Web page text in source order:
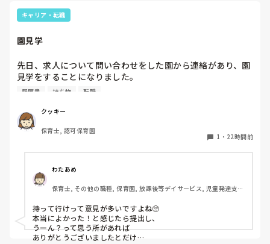
･永遠に喋っている
(･会話が一方的)
･じっとできない(時と場合によるが)
Cくん
･自傷行為がある。(思い通りにならなかった時にする。(･友
達とのトラブル･遊びたいけどお支度しないといけない･おか
時に遊ぼうとして動きをとめられてなど))
･友達を押す、叩く
･1度泣いたら15分〜30分ぐらい泣く。その間抱っこ
･座れない、じっとできない
･自傷行為があるため、泣き始めたら先生1人近くにいるため
先生1人取られる
･1度泣いたら抱っこしないと落ち着かないため抱っこするし
かない。
抱っこは、最後の手段としたいですよね。
せるようにすると良いかなと思います。
ます。身近な物を利用して、サーキットを作って自由に遊ばせ
るのも良いかなと思います。
キャリア・転職
園見学
先日、求人について問い合わせをした園から連絡があり、園
見学をすることになりました。
私としては求人に応募したという認識ですが、『園見学をご
問しましたが、見学なので特にありませんとのこと
このような場合は本当に見学だけで終了なのでしょうか？
でしょうか？
履歴書 持ち物 転職
クッキー
保育士, 認可保育園
1 ・ 22時間前
わたあめ
保育士, その他の職種, 保育園, 放課後等デイサービス, 児童発達支援
持って行けって意見が多いですよね🥺
本当によかった！と感じたら提出し、
うーん？って思う所があれば
ありがとうございましたとだけ